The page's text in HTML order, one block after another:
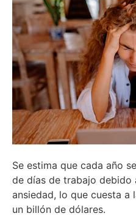
Se estima que cada año
de días de trabajo debido
ansiedad, lo que cuesta a
un billón de dólares.